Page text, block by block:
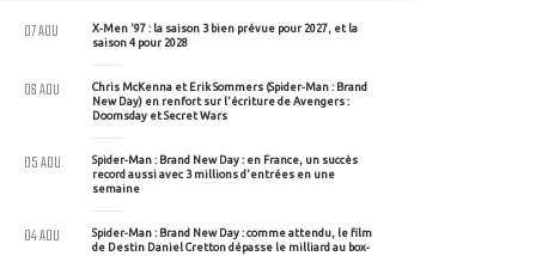
X-Men '97 : la saison 3 bien prévue pour 2027, et la
saison 4 pour 2028
07 AOU
Chris McKenna et Erik Sommers (Spider-Man : Brand
New Day) en renfort sur l'écriture de Avengers :
Doomsday et Secret Wars
06 AOU
Spider-Man : Brand New Day : en France, un succès
record aussi avec 3 millions d'entrées en une
semaine
05 AOU
Spider-Man : Brand New Day : comme attendu, le film
de Destin Daniel Cretton dépasse le milliard au box-
04 AOU